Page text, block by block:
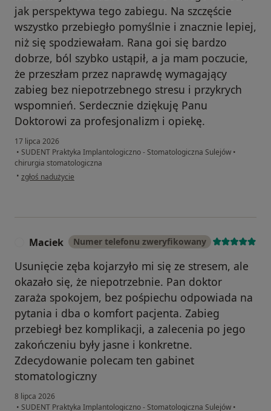
jak perspektywa tego zabiegu. Na szczęście
wszystko przebiegło pomyślnie i znacznie lepiej,
niż się spodziewałam. Rana goi się bardzo
dobrze, ból szybko ustąpił, a ja mam poczucie,
że przeszłam przez naprawdę wymagający
zabieg bez niepotrzebnego stresu i przykrych
wspomnień. Serdecznie dziękuję Panu
Doktorowi za profesjonalizm i opiekę.
17 lipca 2026
• SUDENT Praktyka Implantologiczno - Stomatologiczna Sulejów •
chirurgia stomatologiczna
• w opinii użytkownika Justyna
zgłoś nadużycie
Maciek Numer telefonu zweryfikowany
Usunięcie zęba kojarzyło mi się ze stresem, ale
okazało się, że niepotrzebnie. Pan doktor
zaraża spokojem, bez pośpiechu odpowiada na
pytania i dba o komfort pacjenta. Zabieg
przebiegł bez komplikacji, a zalecenia po jego
zakończeniu były jasne i konkretne.
Zdecydowanie polecam ten gabinet
stomatologiczny
8 lipca 2026
• SUDENT Praktyka Implantologiczno - Stomatologiczna Sulejów •